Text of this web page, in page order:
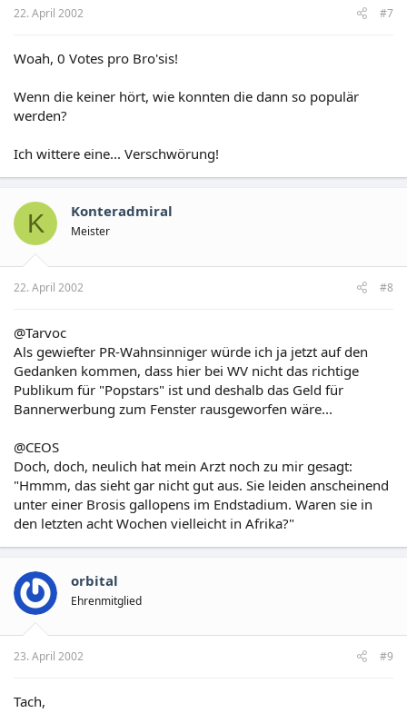
22. April 2002 #7
Woah, 0 Votes pro Bro'sis!
Wenn die keiner hört, wie konnten die dann so populär
werden?
Ich wittere eine... Verschwörung!
K Konteradmiral
Meister
22. April 2002 #8
@Tarvoc
Als gewiefter PR-Wahnsinniger würde ich ja jetzt auf den
Gedanken kommen, dass hier bei WV nicht das richtige
Publikum für "Popstars" ist und deshalb das Geld für
Bannerwerbung zum Fenster rausgeworfen wäre...
@CEOS
Doch, doch, neulich hat mein Arzt noch zu mir gesagt:
"Hmmm, das sieht gar nicht gut aus. Sie leiden anscheinend
unter einer Brosis gallopens im Endstadium. Waren sie in
den letzten acht Wochen vielleicht in Afrika?"
orbital
Ehrenmitglied
23. April 2002 #9
Tach,